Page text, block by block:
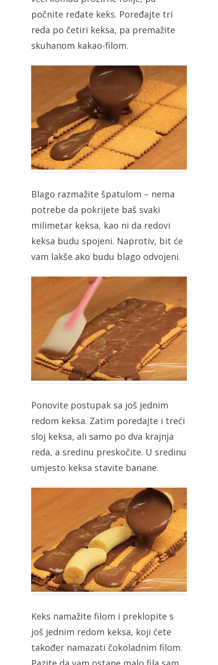
počnite ređate keks. Poređajte tri
reda po četiri keksa, pa premažite
skuhanom kakao-filom.
Blago razmažite špatulom – nema
potrebe da pokrijete baš svaki
milimetar keksa, kao ni da redovi
keksa budu spojeni. Naprotiv, bit će
vam lakše ako budu blago odvojeni.
Ponovite postupak sa još jednim
redom keksa. Zatim poredajte i treći
sloj keksa, ali samo po dva krajnja
reda, a sredinu preskočite. U sredinu
umjesto keksa stavite banane.
Keks namažite filom i preklopite s
još jednim redom keksa, koji ćete
također namazati čokoladnim filom.